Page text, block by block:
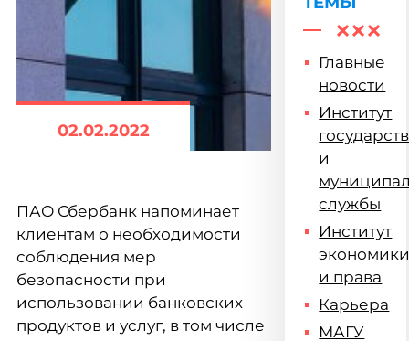
02.02.2022
ПАО Сбербанк напоминает
клиентам о необходимости
соблюдения мер
безопасности при
использовании банковских
продуктов и услуг, в том числе
Главные
новости
Институт
и
службы
Институт
и права
Карьера
МАГУ